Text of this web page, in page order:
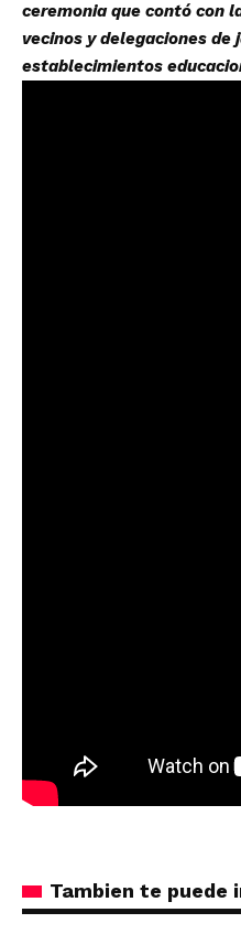
ceremonia que contó con
vecinos y delegaciones
establecimientos
Tambien te puede